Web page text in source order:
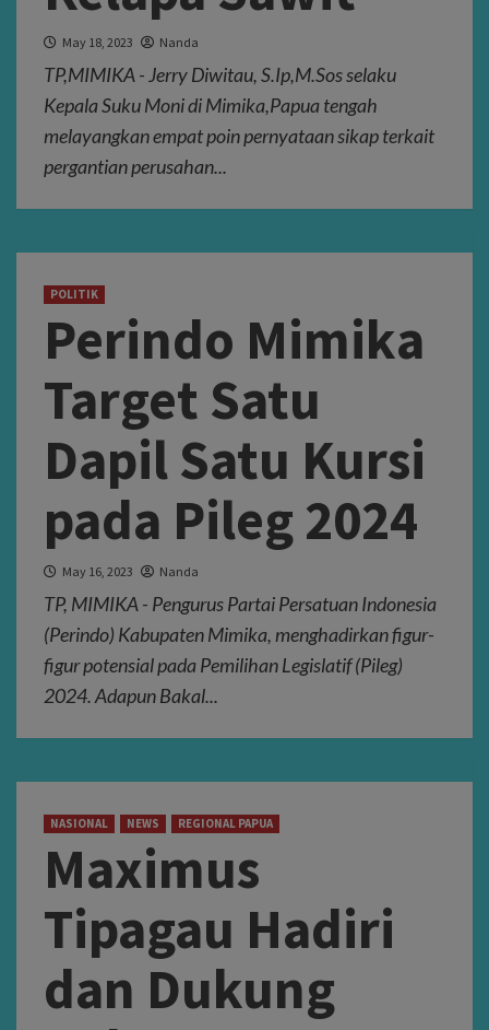
May 18, 2023 Nanda
TP,MIMIKA - Jerry Diwitau, S.Ip,M.Sos selaku
Kepala Suku Moni di Mimika,Papua tengah
melayangkan empat poin pernyataan sikap terkait
pergantian perusahan...
POLITIK
Perindo Mimika
Target Satu
Dapil Satu Kursi
pada Pileg 2024
May 16, 2023 Nanda
TP, MIMIKA - Pengurus Partai Persatuan Indonesia
(Perindo) Kabupaten Mimika, menghadirkan figur-
figur potensial pada Pemilihan Legislatif (Pileg)
2024. Adapun Bakal...
NASIONAL NEWS REGIONAL PAPUA
Maximus
Tipagau Hadiri
dan Dukung